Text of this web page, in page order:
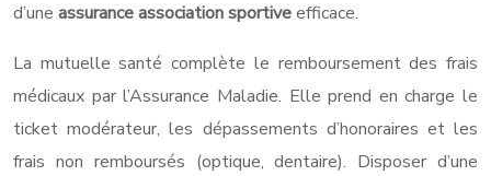
d’une assurance association sportiveefficace.
La mutuelle santé complète le remboursement des frais
médicaux par l’Assurance Maladie. Elle prend en charge le
ticket modérateur, les dépassements d’honoraires et les
frais non remboursés (optique, dentaire). Disposer d’une